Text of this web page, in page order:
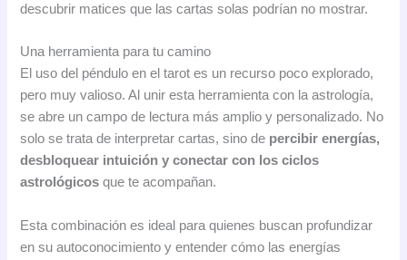
descubrir matices que las cartas solas podrían no mostrar.
Una herramienta para tu camino
El uso del péndulo en el tarot es un recurso poco explorado,
pero muy valioso. Al unir esta herramienta con la astrología,
se abre un campo de lectura más amplio y personalizado. No
solo se trata de interpretar cartas, sino de percibir energías,
desbloquear intuición y conectar con los ciclos
astrológicos que te acompañan.
Esta combinación es ideal para quienes buscan profundizar
en su autoconocimiento y entender cómo las energías